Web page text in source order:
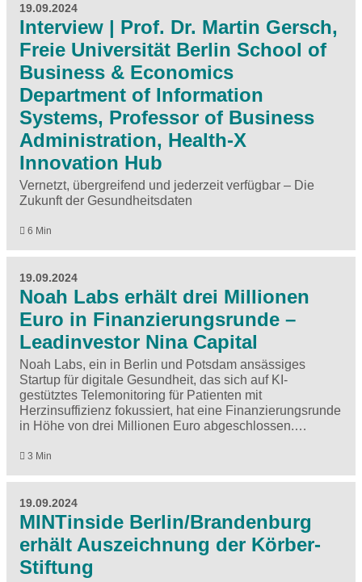
19.09.2024
Interview | Prof. Dr. Martin Gersch,
Freie Universität Berlin School of
Business & Economics
Department of Information
Systems, Professor of Business
Administration, Health-X
Innovation Hub
Vernetzt, übergreifend und jederzeit verfügbar – Die
Zukunft der Gesundheitsdaten
6 Min
19.09.2024
Noah Labs erhält drei Millionen
Euro in Finanzierungsrunde –
Leadinvestor Nina Capital
Noah Labs, ein in Berlin und Potsdam ansässiges
Startup für digitale Gesundheit, das sich auf KI-
gestütztes Telemonitoring für Patienten mit
Herzinsuffizienz fokussiert, hat eine Finanzierungsrunde
in Höhe von drei Millionen Euro abgeschlossen.…
3 Min
19.09.2024
MINTinside Berlin/Brandenburg
erhält Auszeichnung der Körber-
Stiftung